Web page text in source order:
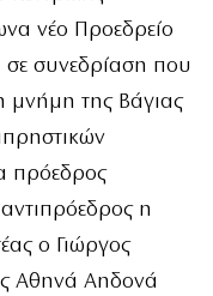
νέο Προεδρείο
σε συνεδρίαση που
μνήμη της Βάγιας
πρόεδρος
η
ο Γιώργος
Αθηνά Αηδονά